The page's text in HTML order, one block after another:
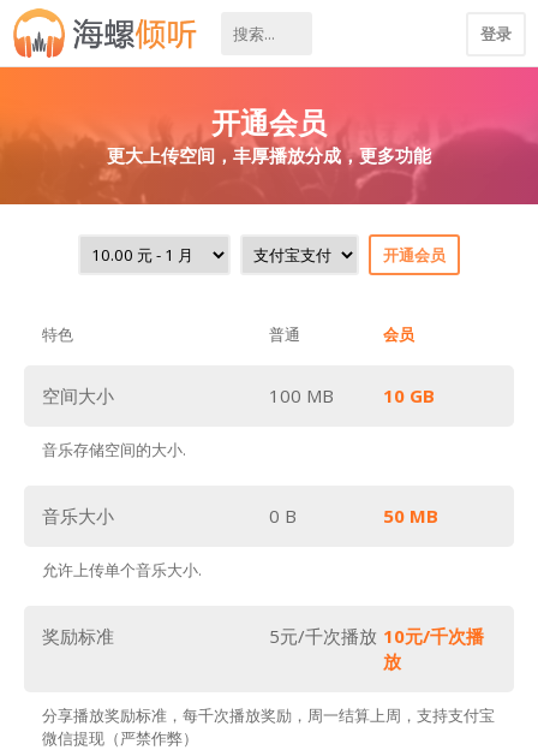
登录
开通会员
更大上传空间，丰厚播放分成，更多功能
开通会员
特色 普通 会员
空间大小 100 MB 10 GB
音乐存储空间的大小.
音乐大小 0 B 50 MB
允许上传单个音乐大小.
奖励标准 5元/千次播放 10元/千次播
放
分享播放奖励标准，每千次播放奖励，周一结算上周，支持支付宝
微信提现（严禁作弊）